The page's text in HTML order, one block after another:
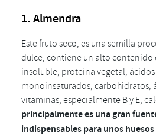
1. Almendra
Este fruto seco, es una semilla
dulce, contiene un alto contenido
insoluble, proteína vegetal, ácidos
monoinsaturados, carbohidratos,
vitaminas, especialmente B y E,
principalmente es una gran
indispensables para unos